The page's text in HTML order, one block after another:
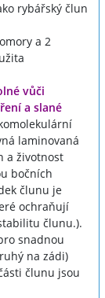
rybářský člun
a 2
vůči
a slané
laminovaná
a životnost
bočních
člunu je
ochraňují
člunu.).
snadnou
na zádi)
člunu jsou